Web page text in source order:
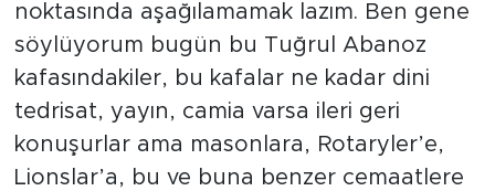
noktasında aşağılamamak lazım. Ben gene
söylüyorum bugün bu Tuğrul Abanoz
kafasındakiler, bu kafalar ne kadar dini
tedrisat, yayın, camia varsa ileri geri
konuşurlar ama masonlara, Rotaryler’e,
Lionslar’a, bu ve buna benzer cemaatlere